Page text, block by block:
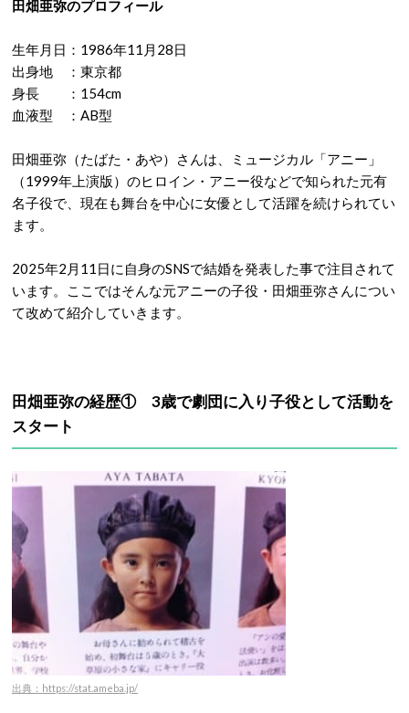
田畑亜弥のプロフィール
生年月日：1986年11月28日
出身地 ：東京都
身長 ：154cm
血液型 ：AB型
田畑亜弥（たばた・あや）さんは、ミュージカル「アニー」
（1999年上演版）のヒロイン・アニー役などで知られた元有
名子役で、現在も舞台を中心に女優として活躍を続けられてい
ます。
2025年2月11日に自身のSNSで結婚を発表した事で注目されて
います。ここではそんな元アニーの子役・田畑亜弥さんについ
て改めて紹介していきます。
田畑亜弥の経歴① 3歳で劇団に入り子役として活動を
スタート
出典：https://stat.ameba.jp/